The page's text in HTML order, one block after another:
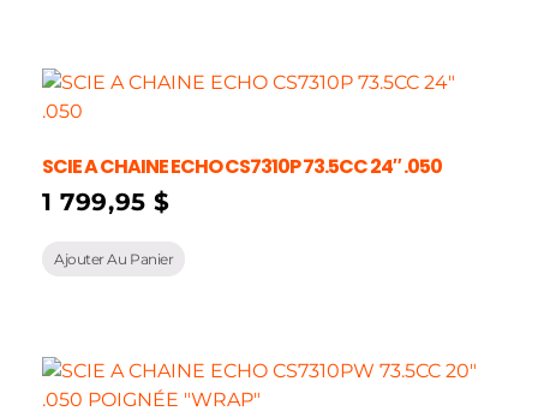
SCIE A CHAINE ECHO CS7310P 73.5CC 24″ .050
1 799,95$
Ajouter Au Panier